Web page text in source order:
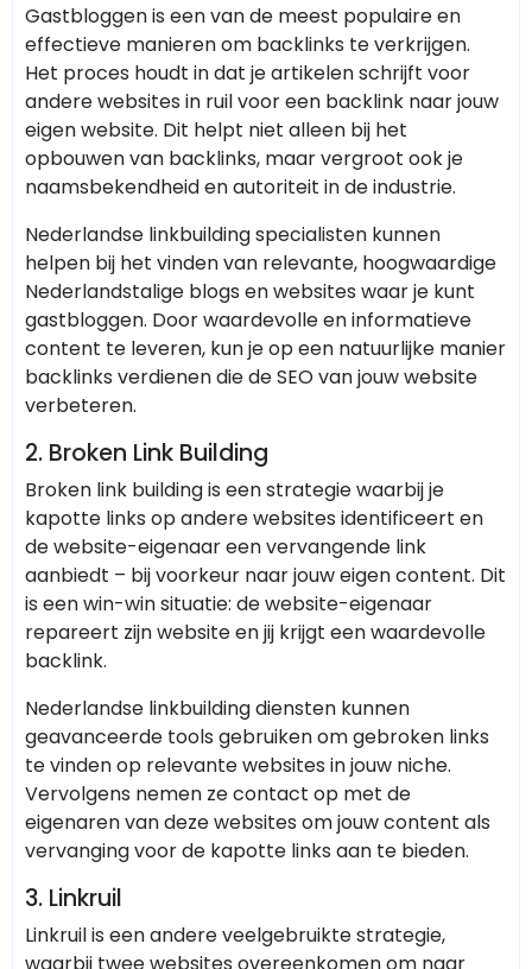
Gastbloggen is een van de meest populaire en
effectieve manieren om backlinks te verkrijgen.
Het proces houdt in dat je artikelen schrijft voor
andere websites in ruil voor een backlink naar jouw
eigen website. Dit helpt niet alleen bij het
opbouwen van backlinks, maar vergroot ook je
naamsbekendheid en autoriteit in de industrie.
Nederlandse linkbuilding specialisten kunnen
helpen bij het vinden van relevante, hoogwaardige
Nederlandstalige blogs en websites waar je kunt
gastbloggen. Door waardevolle en informatieve
content te leveren, kun je op een natuurlijke manier
backlinks verdienen die de SEO van jouw website
verbeteren.
2. Broken Link Building
Broken link building is een strategie waarbij je
kapotte links op andere websites identificeert en
de website-eigenaar een vervangende link
aanbiedt – bij voorkeur naar jouw eigen content. Dit
is een win-win situatie: de website-eigenaar
repareert zijn website en jij krijgt een waardevolle
backlink.
Nederlandse linkbuilding diensten kunnen
geavanceerde tools gebruiken om gebroken links
te vinden op relevante websites in jouw niche.
Vervolgens nemen ze contact op met de
eigenaren van deze websites om jouw content als
vervanging voor de kapotte links aan te bieden.
3. Linkruil
Linkruil is een andere veelgebruikte strategie,